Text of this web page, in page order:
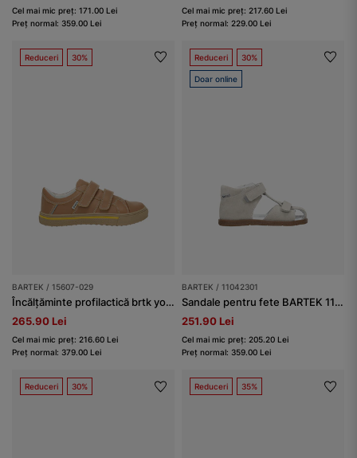
Cel mai mic preț: 171.00 Lei
Preț normal: 359.00 Lei
Cel mai mic preț: 217.60 Lei
Preț normal: 229.00 Lei
Reduceri 30%
BARTEK / 15607-029
Încălțăminte profilactică brtk young BARTEK 15607-029, bej
265.90 Lei
Cel mai mic preț: 216.60 Lei
Preț normal: 379.00 Lei
Reduceri 30%
Doar online
BARTEK / 11042301
Sandale pentru fete BARTEK 11042305, bej
251.90 Lei
Cel mai mic preț: 205.20 Lei
Preț normal: 359.00 Lei
Reduceri 30% Reduceri 35%